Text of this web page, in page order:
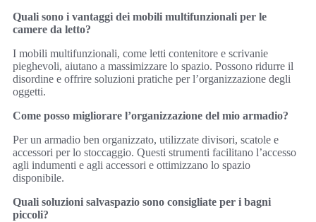
Quali sono i vantaggi dei mobili multifunzionali per le
camere da letto?
I mobili multifunzionali, come letti contenitore e scrivanie
pieghevoli, aiutano a massimizzare lo spazio. Possono ridurre il
disordine e offrire soluzioni pratiche per l’organizzazione degli
oggetti.
Come posso migliorare l’organizzazione del mio armadio?
Per un armadio ben organizzato, utilizzate divisori, scatole e
accessori per lo stoccaggio. Questi strumenti facilitano l’accesso
agli indumenti e agli accessori e ottimizzano lo spazio
disponibile.
Quali soluzioni salvaspazio sono consigliate per i bagni
piccoli?